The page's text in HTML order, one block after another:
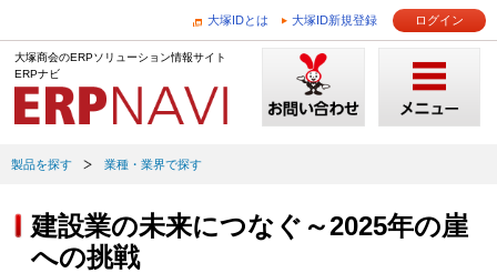
大塚IDとは 大塚ID新規登録 ログイン
大塚商会のERPソリューション情報サイト
ERPナビ
製品を探す 業種・業界で探す
建設業の未来につなぐ～2025年の崖
への挑戦